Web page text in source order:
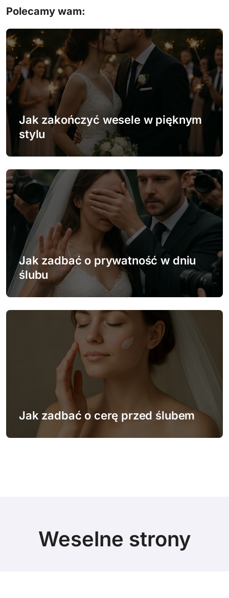
g
a
c
j
a
w
p
i
s
u
Polecamy wam:
Jak zakończyć wesele w pięknym
stylu
Jak zadbać o prywatność w dniu
ślubu
Jak zadbać o cerę przed ślubem
Weselne strony